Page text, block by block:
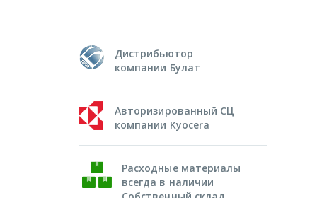
Дистрибьютор
компании Булат
Авторизированный СЦ
компании Kyocera
Расходные материалы
всегда в наличии